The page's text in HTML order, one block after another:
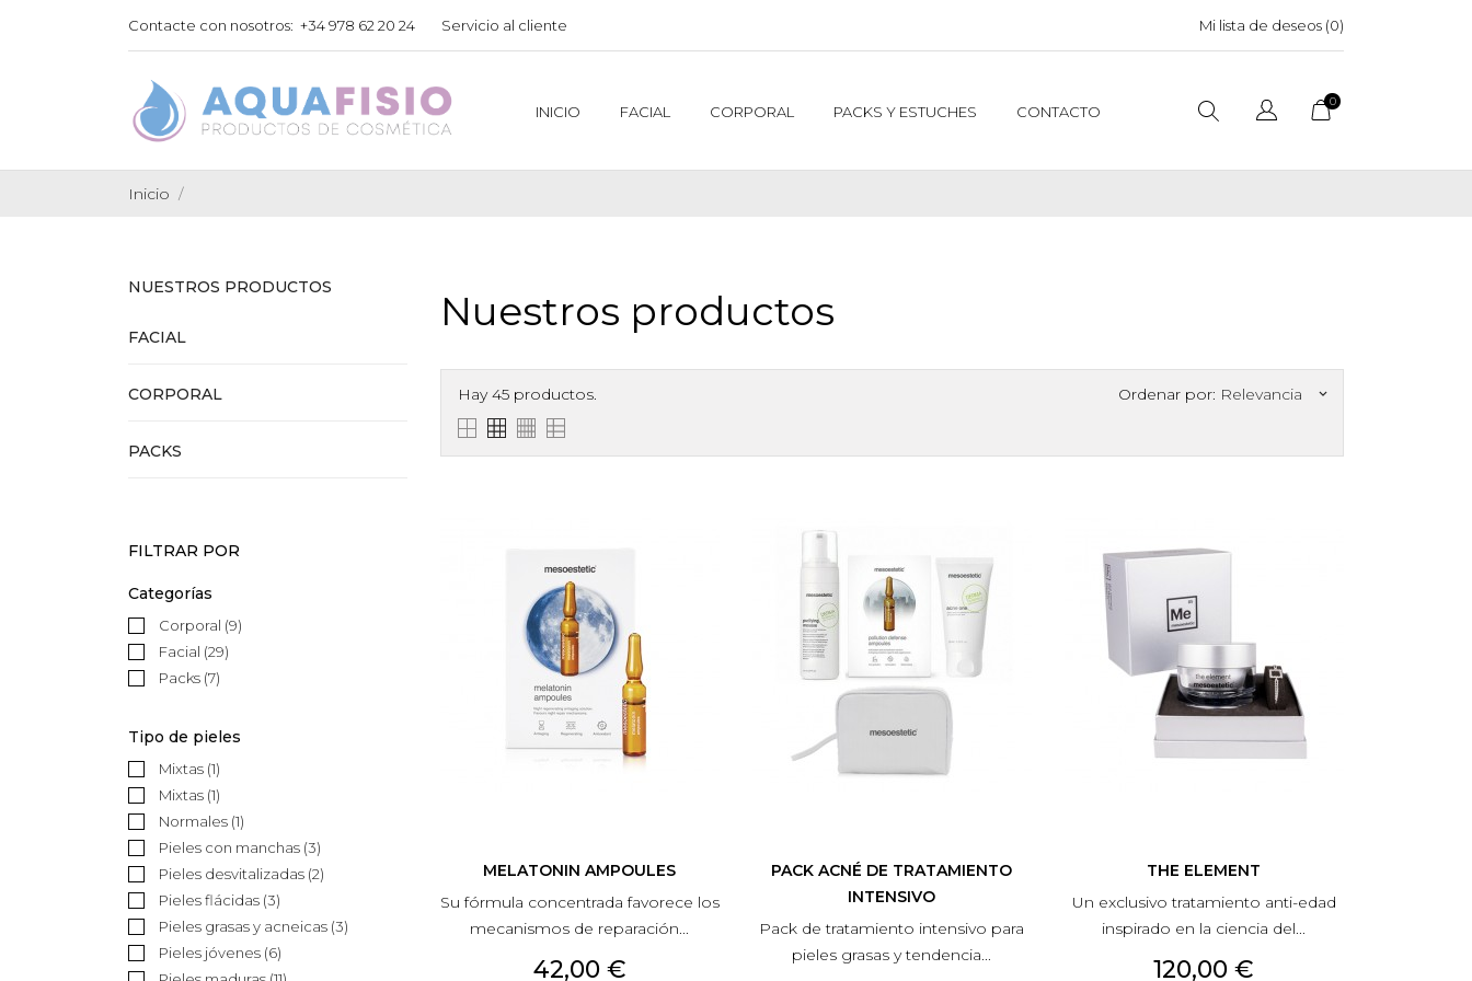
Contacte con nosotros: +34 978 62 20 24 Servicio al cliente Mi lista de deseos (0)
INICIO FACIAL CORPORAL PACKS Y ESTUCHES CONTACTO
0
Inicio
NUESTROS PRODUCTOS
FACIAL
CORPORAL
PACKS
FILTRAR POR
Categorías
Corporal (9)
Facial (29)
Packs (7)
Tipo de pieles
Mixtas (1)
Mixtas (1)
Normales (1)
Pieles con manchas (3)
Pieles desvitalizadas (2)
Pieles flácidas (3)
Pieles grasas y acneicas (3)
Pieles jóvenes (6)
Nuestros productos
Hay 45 productos. Ordenar por: Relevancia keyboard_arrow_down
MELATONIN AMPOULES
Su fórmula concentrada favorece los
mecanismos de reparación...
Precio
42,00 €
PACK ACNÉ DE TRATAMIENTO
INTENSIVO
Pack de tratamiento intensivo para
pieles grasas y tendencia...
THE ELEMENT
Un exclusivo tratamiento anti-edad
inspirado en la ciencia del...
Precio
120,00 €